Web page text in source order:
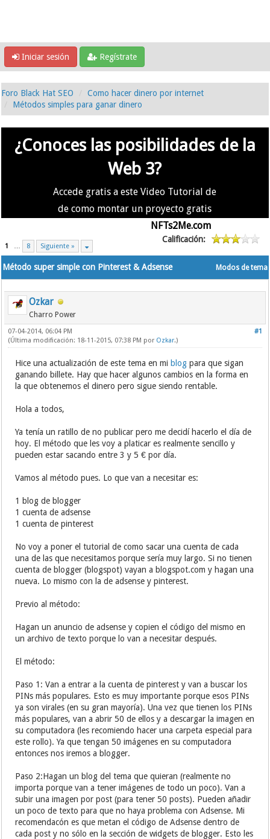
Iniciar sesión Regístrate
Foro Black Hat SEO
Como hacer dinero por internet
Métodos simples para ganar dinero
¿Conoces las posibilidades de la
Web 3?
Accede gratis a este Video Tutorial de
de como montar un proyecto gratis
NFTs2Me.com
1 … 8 Siguiente »
Calificación:
Modos de tema
Método super simple con Pinterest & Adsense
Ozkar
Charro Power
#1
07-04-2014, 06:04 PM
(Última modificación: 18-11-2015, 07:38 PM por Ozkar.)
Hice una actualización de este tema en mi blogpara que sigan
ganando billete. Hay que hacer algunos cambios en la forma en
la que obtenemos el dinero pero sigue siendo rentable.
Hola a todos,
Ya tenía un ratillo de no publicar pero me decidí hacerlo el día de
hoy. El método que les voy a platicar es realmente sencillo y
pueden estar sacando entre 3 y 5 € por día.
Vamos al método pues. Lo que van a necesitar es:
1 blog de blogger
1 cuenta de adsense
1 cuenta de pinterest
No voy a poner el tutorial de como sacar una cuenta de cada
una de las que necesitamos porque sería muy largo. Si no tienen
cuenta de blogger (blogspot) vayan a blogspot.com y hagan una
nueva. Lo mismo con la de adsense y pinterest.
Previo al método:
Hagan un anuncio de adsense y copien el código del mismo en
un archivo de texto porque lo van a necesitar después.
El método:
Paso 1: Van a entrar a la cuenta de pinterest y van a buscar los
PINs más populares. Esto es muy importante porque esos PINs
ya son virales (en su gran mayoría). Una vez que tienen los PINs
más populares, van a abrir 50 de ellos y a descargar la imagen en
su computadora (les recomiendo hacer una carpeta especial para
este rollo). Ya que tengan 50 imágenes en su computadora
entonces nos iremos a blogger.
Paso 2:Hagan un blog del tema que quieran (realmente no
importa porque van a tener imágenes de todo un poco). Van a
subir una imagen por post (para tener 50 posts). Pueden añadir
un poco de texto para que no haya problema con Adsense. Mi
recomendacón es que metan el código de Adsense dentro de
cada post y no sólo en la sección de widgets de blogger. Esto les